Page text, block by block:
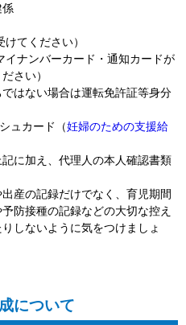
係
てください）
ナンバーカード・通知カードが
さい）
はない場合は運転免許証等身分
ュカード（妊婦のための支援給
記に加え、代理人の本人確認書類
産の記録だけでなく、育児期間
防接種の記録などの大切な控え
しないように気をつけましょ
について